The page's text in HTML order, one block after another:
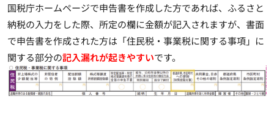
国税庁ホームページで申告書を作成した方であれば、ふるさと
納税の入力をした際、所定の欄に金額が記入されますが、書面
で申告書を作成された方は「住民税・事業税に関する事項」に
関する部分の記入漏れが起きやすいです。